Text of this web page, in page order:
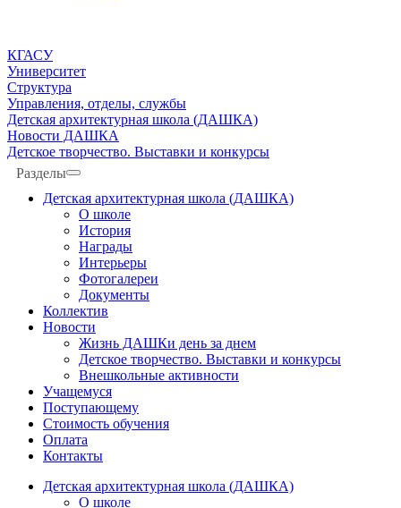
КГАСУ
Университет
Структура
Управления, отделы, службы
Детская архитектурная школа (ДАШКА)
Новости ДАШКА
Детское творчество. Выставки и конкурсы
Разделы
Детская архитектурная школа (ДАШКА)
О школе
История
Награды
Интерьеры
Фотогалереи
Документы
Коллектив
Новости
Жизнь ДАШКи день за днем
Детское творчество. Выставки и конкурсы
Внешкольные активности
Учащемуся
Поступающему
Стоимость обучения
Оплата
Контакты
Детская архитектурная школа (ДАШКА)
О школе